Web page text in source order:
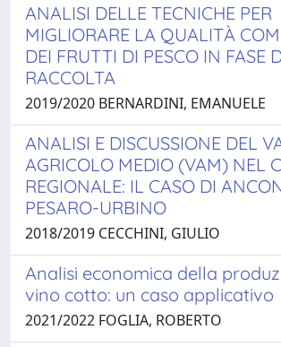
ANALISI DELLE TECNICHE PER
MIGLIORARE LA QUALITÀ
DEI FRUTTI DI PESCO IN FASE
RACCOLTA
2019/2020 BERNARDINI, EMANUELE
ANALISI E DISCUSSIONE DEL
AGRICOLO MEDIO (VAM) NEL
REGIONALE: IL CASO DI
PESARO-URBINO
2018/2019 CECCHINI, GIULIO
Analisi economica della
vino cotto: un caso applicativo
2021/2022 FOGLIA, ROBERTO